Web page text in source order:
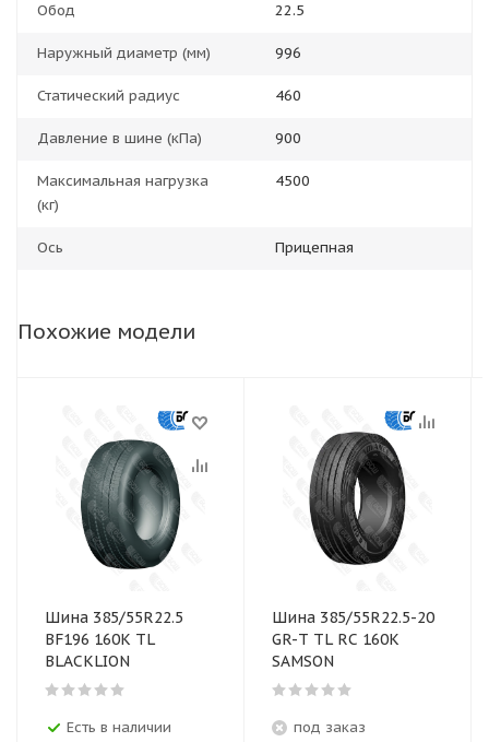
Обод 22.5
Наружный диаметр (мм) 996
Статический радиус 460
Давление в шине (кПа) 900
Максимальная нагрузка
(кг)
4500
Ось Прицепная
Похожие модели
Шина 385/55R22.5
BF196 160К TL
BLACKLION
Есть в наличии
Шина 385/55R22.5-20
GR-T TL RC 160K
SAMSON
под заказ